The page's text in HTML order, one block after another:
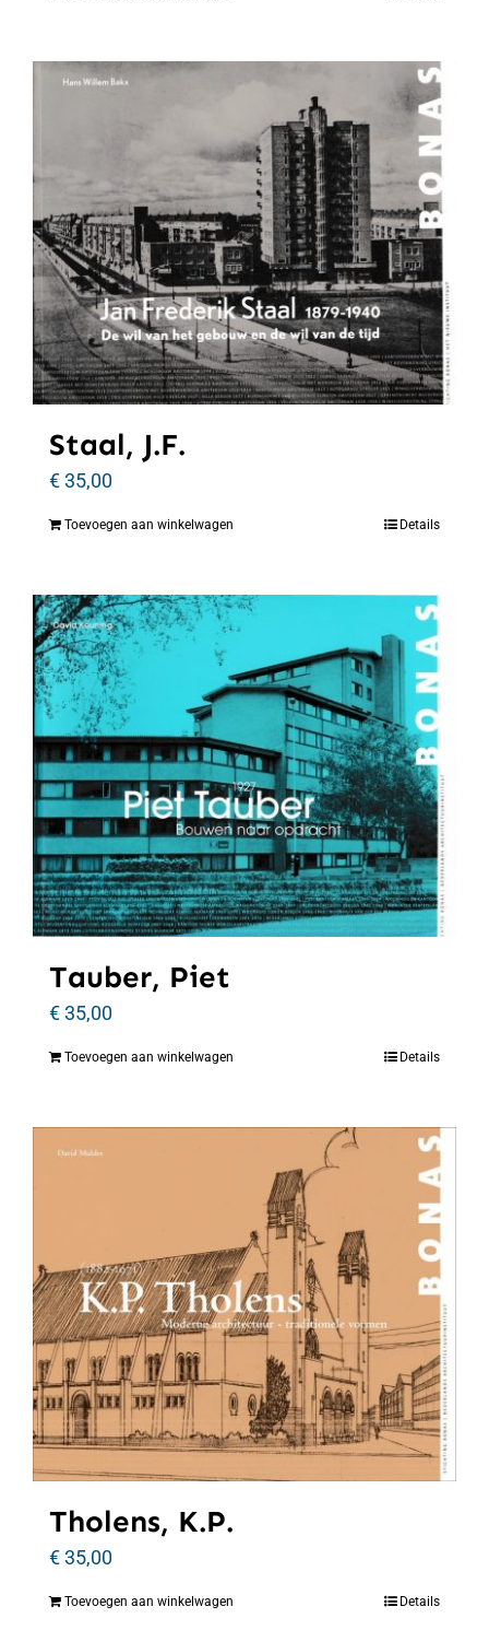
Staal, J.F.
€35,00
Toevoegen aan winkelwagen Details
Tauber, Piet
€35,00
Toevoegen aan winkelwagen Details
Tholens, K.P.
€35,00
Toevoegen aan winkelwagen Details